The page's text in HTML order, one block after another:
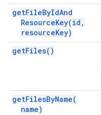
getFileByIdAnd
ResourceKey(id ,
resourceKey)
getFiles( )
getFilesByName(
name)